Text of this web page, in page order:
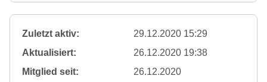
Zuletzt aktiv:
29.12.2020 15:29
Aktualisiert:
26.12.2020 19:38
Mitglied seit:
26.12.2020